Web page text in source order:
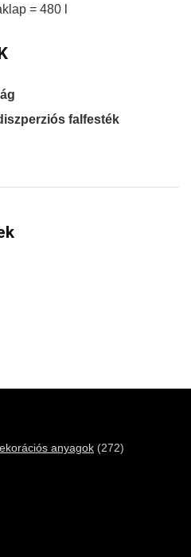
= 480 l
falfesték
anyagok (272)